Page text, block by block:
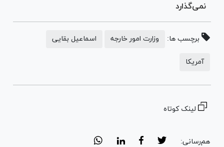
نمی‌گذارد
برچسب ها: وزارت امور خارجه اسماعیل بقایی
آمریکا
لینک کوتاه
هم‌رسانی: